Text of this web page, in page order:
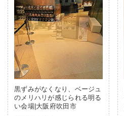
黒ずみがなくなり、ベージュ
のメリハリが感じられる明る
い会場|大阪府吹田市